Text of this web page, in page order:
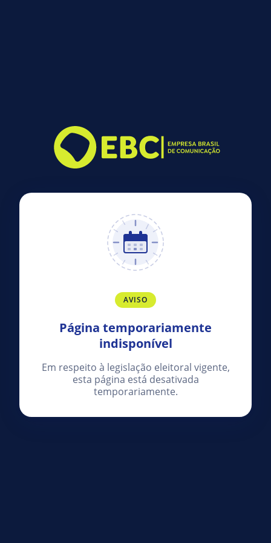
AVISO
Página temporariamente
indisponível
Em respeito à legislação eleitoral vigente,
esta página está desativada
temporariamente.